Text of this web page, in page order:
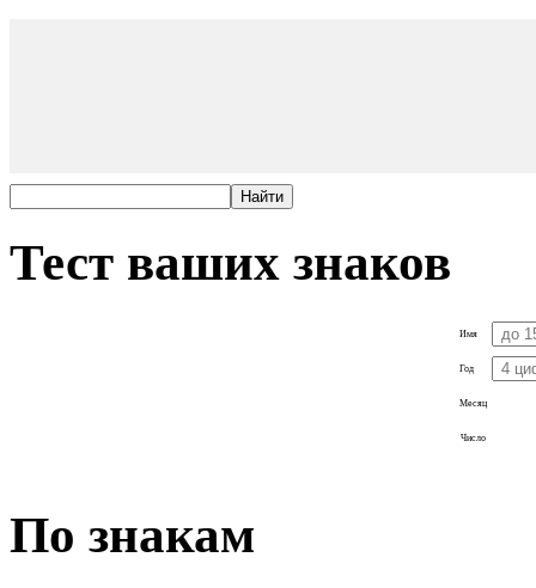
Тест ваших знаков
Имя
Год
Месяц
Число
По знакам